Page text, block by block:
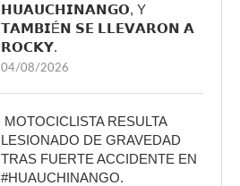
𝗛𝗨𝗔𝗨𝗖𝗛𝗜𝗡𝗔𝗡𝗚𝗢, Y
𝗧𝗔𝗠𝗕𝗜É𝗡 𝗦𝗘 𝗟𝗟𝗘𝗩𝗔𝗥𝗢𝗡 𝗔
𝗥𝗢𝗖𝗞𝗬.
04/08/2026
MOTOCICLISTA RESULTA
LESIONADO DE GRAVEDAD
TRAS FUERTE ACCIDENTE EN
#HUAUCHINANGO.